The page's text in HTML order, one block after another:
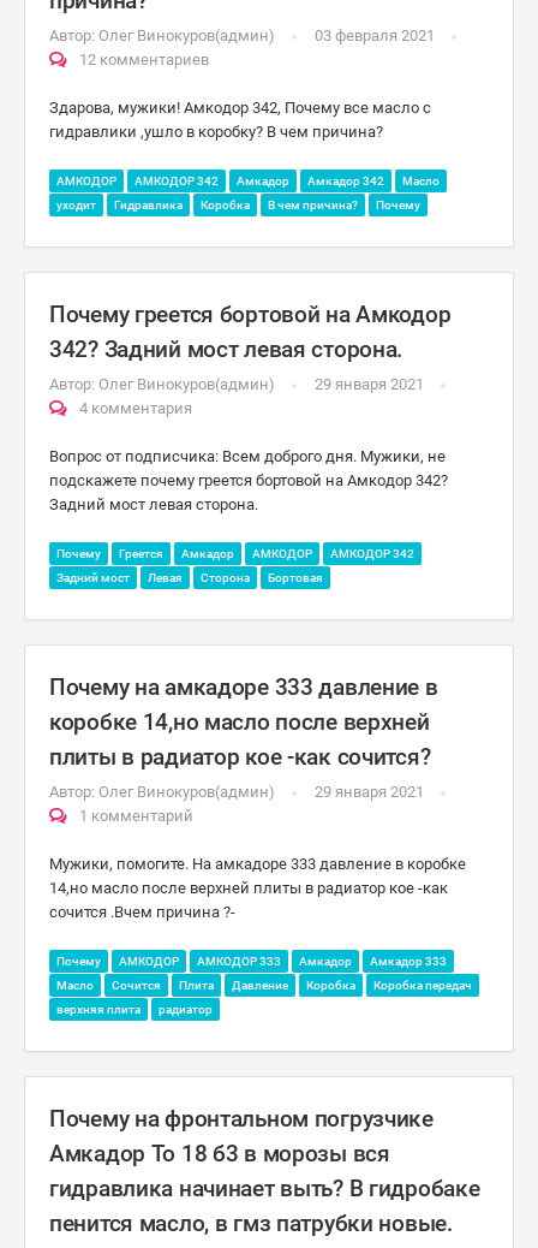
Автор: Олег Винокуров(админ)
03 февраля 2021
12 комментариев
Здарова, мужики! Амкодор 342, Почему все масло с
гидравлики ,ушло в коробку? В чем причина?
АМКОДОР АМКОДОР 342 Амкадор Амкадор 342
Масло
уходит
Гидравлика Коробка В чем причина? Почему
Почему греется бортовой на Амкодор
342? Задний мост левая сторона.
Автор: Олег Винокуров(админ)
29 января 2021
4 комментария
Вопрос от подписчика: Всем доброго дня. Мужики, не
подскажете почему греется бортовой на Амкодор 342?
Задний мост левая сторона.
Почему Греется Амкадор АМКОДОР
АМКОДОР 342
Задний мост
Левая Сторона Бортовая
Почему на амкадоре 333 давление в
коробке 14,но масло после верхней
плиты в радиатор кое -как сочится?
Автор: Олег Винокуров(админ)
29 января 2021
1 комментарий
Мужики, помогите. На амкадоре 333 давление в коробке
14,но масло после верхней плиты в радиатор кое -как
сочится .Вчем причина ?-
Почему АМКОДОР АМКОДОР 333 Амкадор
Амкадор 333
Масло
Сочится Плита Давление Коробка
Коробка передач
верхняя плита
радиатор
Почему на фронтальном погрузчике
Амкадор То 18 б3 в морозы вся
гидравлика начинает выть? В гидробаке
пенится масло, в гмз патрубки новые.